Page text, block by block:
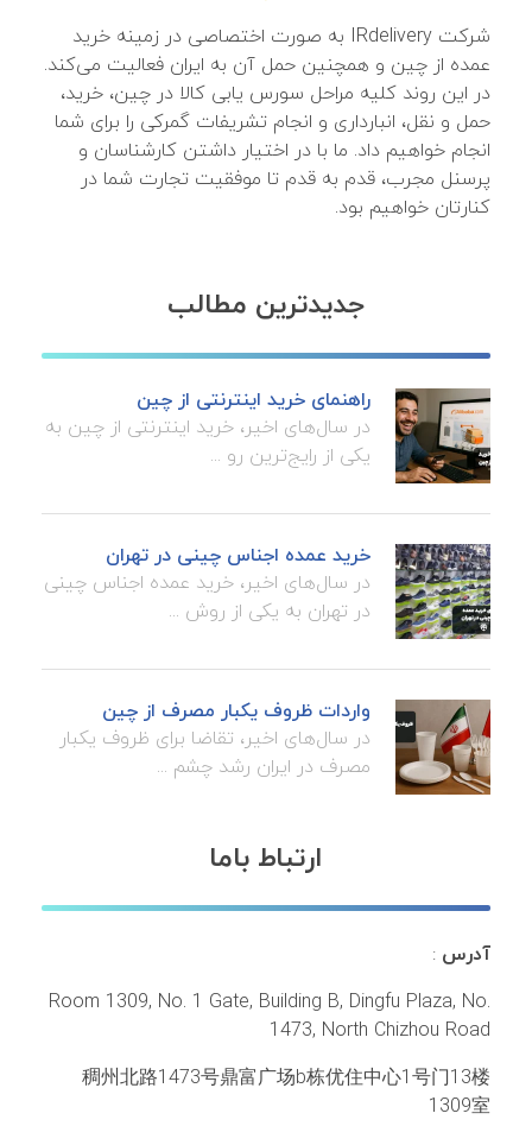
شرکت IRdelivery به صورت اختصاصی در زمینه خرید
عمده از چین و همچنین حمل آن به ایران فعالیت می‌کند.
در این روند کلیه مراحل سورس یابی کالا در چین، خرید،
حمل و نقل، انبارداری و انجام تشریفات گمرکی را برای شما
انجام خواهیم داد. ما با در اختیار داشتن کارشناسان و
پرسنل مجرب، قدم به قدم تا موفقیت تجارت شما در
کنارتان خواهیم بود.
جدیدترین مطالب
راهنمای خرید اینترنتی از چین
در سال‌های اخیر، خرید اینترنتی از چین به
یکی از رایج‌ترین رو ...
خرید عمده اجناس چینی در تهران
در سال‌های اخیر، خرید عمده اجناس چینی
در تهران به یکی از روش ...
واردات ظروف یکبار مصرف از چین
در سال‌های اخیر، تقاضا برای ظروف یکبار
مصرف در ایران رشد چشم ...
ارتباط باما
آدرس :
Room 1309, No. 1 Gate, Building B, Dingfu Plaza, No.
1473, North Chizhou Road
稠州北路1473号鼎富广场b栋优住中心1号门13楼
1309室